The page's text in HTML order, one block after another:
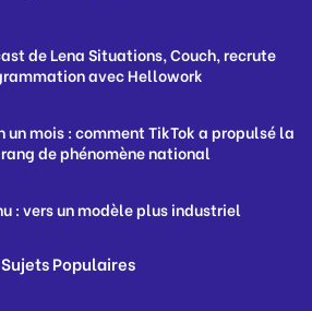
de Lena Situations, Couch, recrute
avec Hellowork
un mois : comment TikTok a propulsé la
de phénomène national
: vers un modèle plus industriel
Sujets Populaires